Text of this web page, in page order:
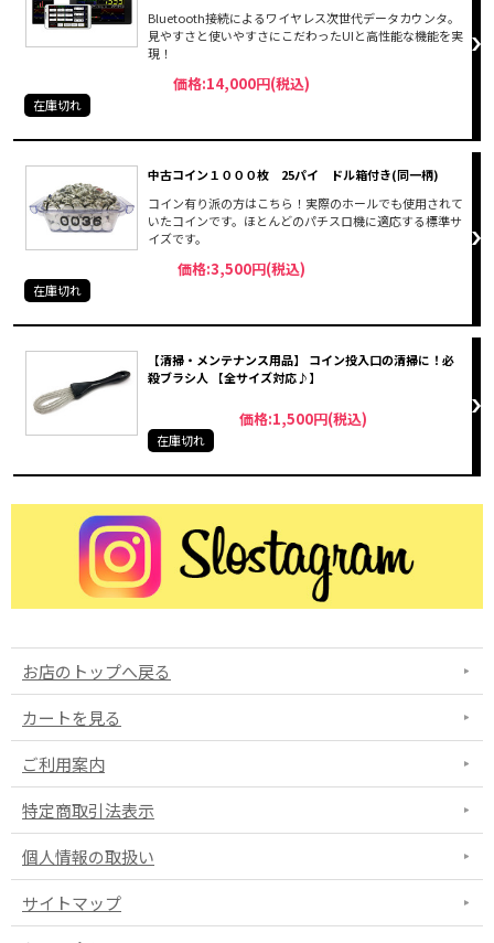
Bluetooth接続によるワイヤレス次世代データカウンタ。
見やすさと使いやすさにこだわったUIと高性能な機能を実
現！
価格:14,000円(税込)
在庫切れ
中古コイン１０００枚 25パイ ドル箱付き(同一柄)
コイン有り派の方はこちら！実際のホールでも使用されて
いたコインです。ほとんどのパチスロ機に適応する標準サ
イズです。
価格:3,500円(税込)
在庫切れ
【清掃・メンテナンス用品】 コイン投入口の清掃に！必
殺ブラシ人 【全サイズ対応♪】
価格:1,500円(税込)
在庫切れ
お店のトップへ戻る
カートを見る
ご利用案内
特定商取引法表示
個人情報の取扱い
サイトマップ